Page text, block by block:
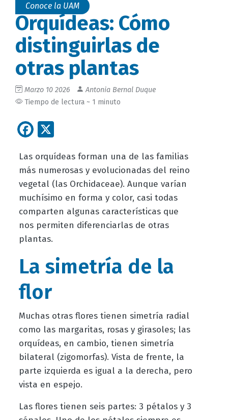
Conoce la UAM
Orquídeas: Cómo
distinguirlas de
otras plantas
Marzo 10 2026
Antonia Bernal Duque
Tiempo de lectura ~ 1 minuto
Facebook
Las orquídeas forman una de las familias
más numerosas y evolucionadas del reino
vegetal (las Orchidaceae). Aunque varían
muchísimo en forma y color, casi todas
comparten algunas características que
nos permiten diferenciarlas de otras
plantas.
La simetría de la
flor
Muchas otras flores tienen simetría radial
como las margaritas, rosas y girasoles; las
orquídeas, en cambio, tienen simetría
bilateral (zigomorfas). Vista de frente, la
parte izquierda es igual a la derecha, pero
vista en espejo.
Las flores tienen seis partes: 3 pétalos y 3